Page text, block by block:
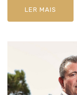
LER MAIS